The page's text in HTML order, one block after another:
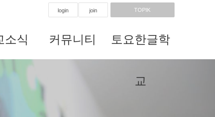
login join TOPIK
소식 커뮤니티 토요한글학
교